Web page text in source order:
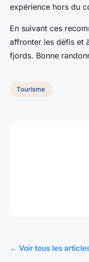
expérience hors du
En suivant ces
affronter les défis et
fjords. Bonne
Tourisme
← Voir tous les